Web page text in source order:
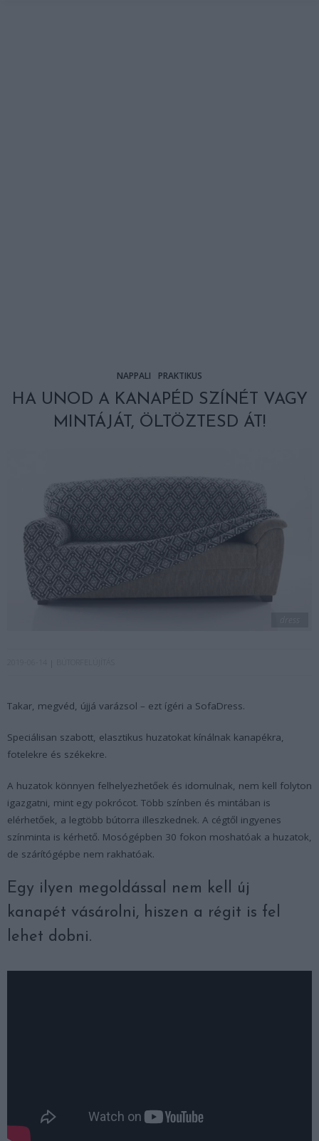
NAPPALI PRAKTIKUS
HA UNOD A KANAPÉD SZÍNÉT VAGY
MINTÁJÁT, ÖLTÖZTESD ÁT!
Takar, megvéd, újjá varázsol – ezt ígéri a SofaDress.
Speciálisan szabott, elasztikus huzatokat kínálnak kanapékra,
fotelekre és székekre.
A huzatok könnyen felhelyezhetőek és idomulnak, nem kell folyton
igazgatni, mint egy pokrócot. Több színben és mintában is
elérhetőek, a legtöbb bútorra illeszkednek. A cégtől ingyenes
színminta is kérhető. Mosógépben 30 fokon moshatóak a huzatok,
de szárítógépbe nem rakhatóak.
Egy ilyen megoldással nem kell új
kanapét vásárolni, hiszen a régit is fel
lehet dobni.